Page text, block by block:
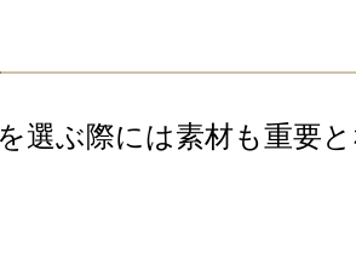
選ぶ際には素材も重要